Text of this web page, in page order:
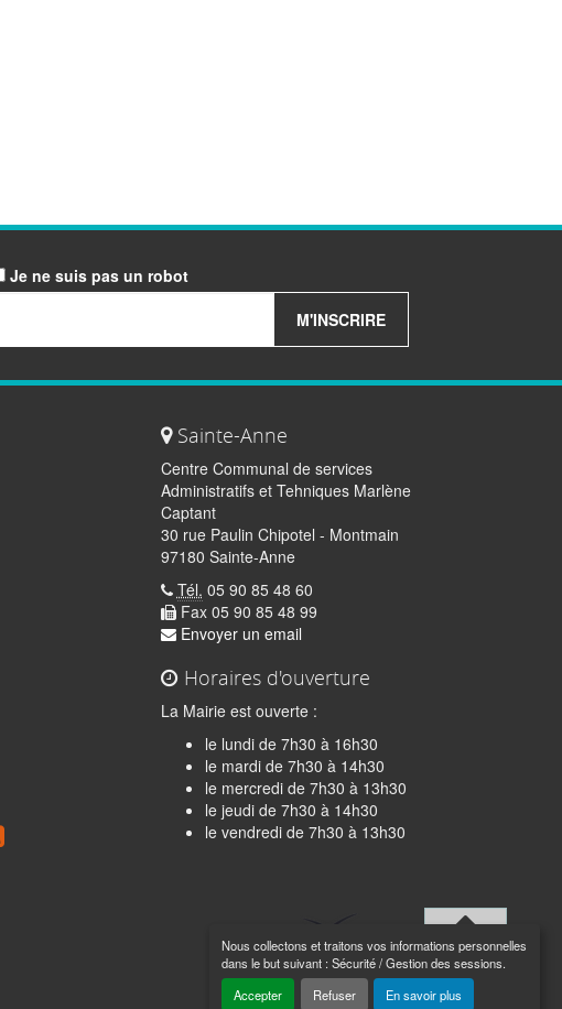
Nous collectons et traitons vos informations personnelles
dans le but suivant :Sécurité / Gestion des sessions.
Accepter
Refuser En savoir plus
Haut de
page
Je ne suis pas un robot
M'INSCRIRE
Syndiquer
Sainte-Anne
Centre Communal de services
Administratifs et Tehniques Marlène
Captant
30 rue Paulin Chipotel - Montmain
97180 Sainte-Anne
Tél. 05 90 85 48 60
Fax 05 90 85 48 99
Envoyer un email
Horaires d'ouverture
La Mairie est ouverte :
le lundi de 7h30 à 16h30
le mardi de 7h30 à 14h30
le mercredi de 7h30 à 13h30
le jeudi de 7h30 à 14h30
le vendredi de 7h30 à 13h30